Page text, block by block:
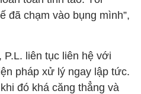
đã chạm vào bụng mình”,
liên tục liên hệ với
pháp xử lý ngay lập tức.
đó khá căng thẳng và